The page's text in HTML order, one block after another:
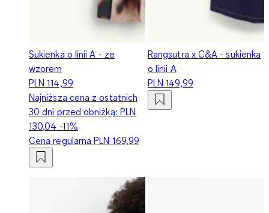
Sukienka o linii A - ze
wzorem
PLN 114,99
Najniższa cena z ostatnich
30 dni przed obniżką: PLN
130,04 -11%
Cena regularnaPLN 169,99
Rangsutra x C&A - sukienka
o linii A
PLN 149,99